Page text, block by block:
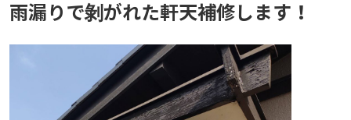
雨漏りで剝がれた軒天補修します！